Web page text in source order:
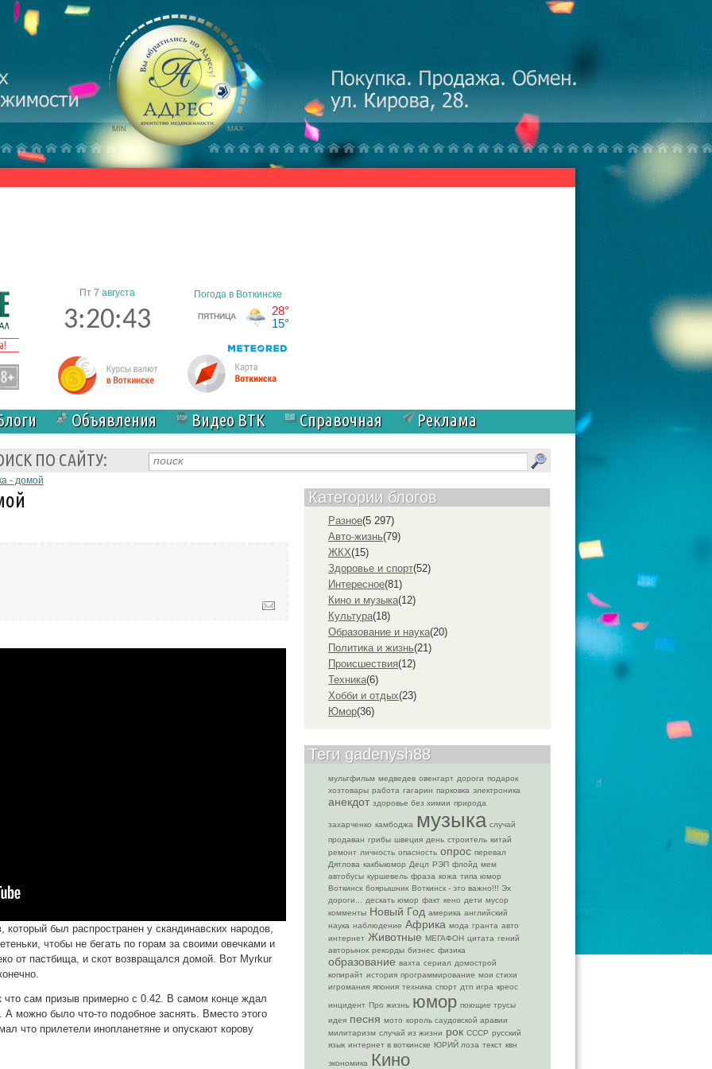
Пт 7 августа
3:20:44
Объявления Видео ВТК Справочная
Реклама
ПО САЙТУ:
- домой
который был распространен у скандинавских народов,
чтобы не бегать по горам за своими овечками и
от пастбища, и скот возвращался домой. Вот Myrkur
что сам призыв примерно с 0.42. В самом конце ждал
можно было что-то подобное заснять. Вместо этого
что прилетели инопланетяне и опускают корову
Категории блогов
Разное(5 297)
Авто-жизнь(79)
ЖКХ(15)
Здоровье и спорт(52)
Интересное(81)
Кино и музыка(12)
Культура(18)
Образование и наука(20)
Политика и жизнь(21)
Проиcшествия(12)
Техника(6)
Хобби и отдых(23)
Юмор(36)
Теги gadenysh88
мультфильм медведев овенгарт дороги подарок
хозтовары работа гагарин парковка электроника
анекдот здоровье без химии природа
захарченко камбоджа музыка случай
продаван грибы швеция день строитель китай
ремонт личность опасность опрос перевал
Дятлова какбыюмор Децл РЭП флойд мем
автобусы куршевель фраза кожа типа юмор
Воткинск боярышник Воткинск - это важно!!! Эх
дороги...
дескать юмор факт кено дети мусор
комменты Новый Год америка английский
наука наблюдение Африка мода гранта авто
интернет Животные МЕГАФОН цитата гений
авторынок рекорды бизнес физика
образование вахта сериал домострой
копирайт история программирование мои стихи
игромания япония техника спорт дтп игра креос
инцидент Про жизнь юмор поющие трусы
идея песня мото король саудовской аравии
милитаризм случай из жизни рок СССР русский
язык интернет в воткинске ЮРИЙ лоза текст квн
экономика Кино